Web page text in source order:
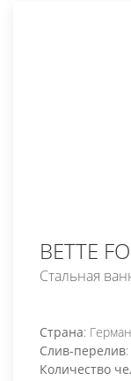
BETTE
Стальная
Страна:
Слив-перелив
Количество